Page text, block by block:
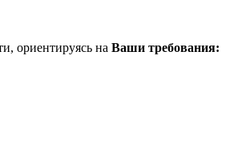
ориентируясь на Ваши требования: